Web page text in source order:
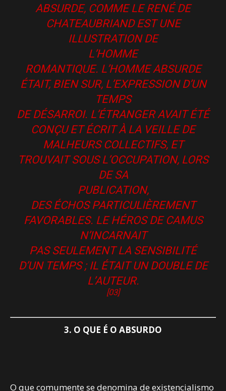
ABSURDE, COMME LE RENÉ DE
CHATEAUBRIAND EST UNE
ILLUSTRATION DE
L’HOMME
ROMANTIQUE. L’HOMME ABSURDE
ÉTAIT, BIEN SUR, L’EXPRESSION D’UN
TEMPS
DE DÉSARROI. L’ÉTRANGER AVAIT ÉTÉ
CONÇU ET ÉCRIT À LA VEILLE DE
MALHEURS COLLECTIFS, ET
TROUVAIT SOUS L’OCCUPATION, LORS
DE SA
PUBLICATION,
DES ÉCHOS PARTICULIÈREMENT
FAVORABLES. LE HÉROS DE CAMUS
N’INCARNAIT
PAS SEULEMENT LA SENSIBILITÉ
D’UN TEMPS ; IL ÉTAIT UN DOUBLE DE
L’AUTEUR.
[03]
3. O QUE É O ABSURDO
O que comumente se denomina de existencialismo